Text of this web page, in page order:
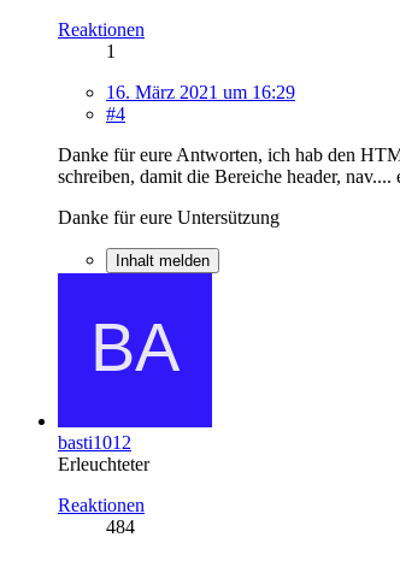
Reaktionen
1
16. März 2021 um 16:29
#4
Danke für eure Antworten, ich hab den
schreiben, damit die Bereiche header,
Danke für eure Untersützung
Inhalt melden
basti1012
Erleuchteter
Reaktionen
484